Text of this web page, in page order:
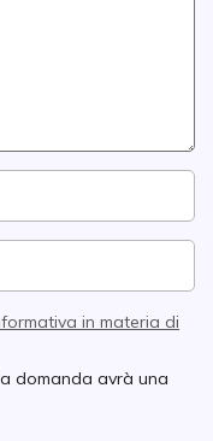
in materia di
domanda avrà una